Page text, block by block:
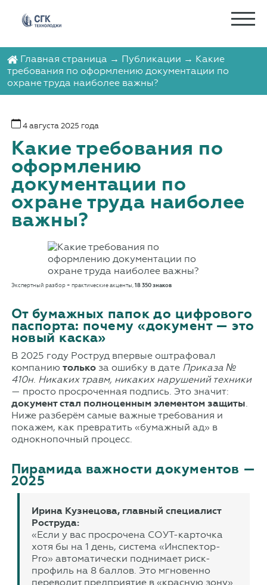
Главная страница → Публикации → Какие
требования по оформлению документации по
охране труда наиболее важны?
4 августа 2025 года
Какие требования по
оформлению
документации по
охране труда наиболее
важны?
Экспертный разбор + практические акценты, 18 350 знаков
От бумажных папок до цифрового
паспорта: почему документ — это
новый каска
В 2025 году Роструд впервые оштрафовал
компанию толькоза ошибку в дате Приказа №
410н. Никаких травм, никаких нарушений техники
— просто просроченная подпись. Это значит:
документ стал полноценным элементом защиты.
Ниже разберём самые важные требования и
покажем, как превратить «бумажный ад» в
однокнопочный процесс.
Пирамида важности документов —
2025
Ирина Кузнецова, главный специалист
Роструда:
«Если у вас просрочена СОУТ-карточка
хотя бы на 1 день, система
Инспектор-
Pro
автоматически поднимает риск-
профиль на 8 баллов. Это мгновенно
переводит предприятие в «красную зону»